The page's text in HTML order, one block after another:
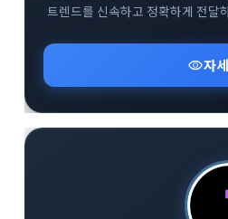
트렌드를 신속하고 정확하게 전달
기반으로 유익한 정보를 나누며 함
다방면의 깊이 있는 트렌드 분석
하는 분들에게 최적의 공간입니다.
visibility자